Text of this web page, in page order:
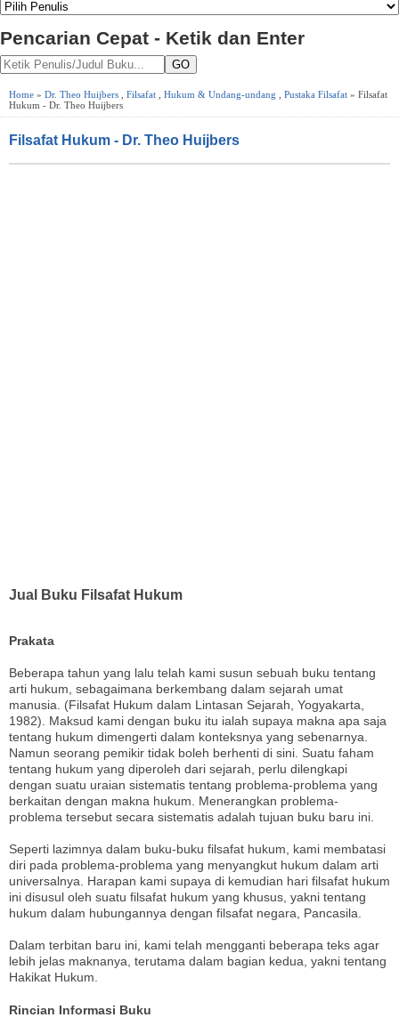
Pencarian Cepat - Ketik dan Enter
GO
Home » Dr. Theo Huijbers Filsafat Hukum & Undang-undang Pustaka Filsafat » Filsafat
Hukum - Dr. Theo Huijbers
Filsafat Hukum - Dr. Theo Huijbers
Jual Buku Filsafat Hukum
Prakata
Beberapa tahun yang lalu telah kami susun sebuah buku tentang
arti hukum, sebagaimana berkembang dalam sejarah umat
manusia. (Filsafat Hukum dalam Lintasan Sejarah, Yogyakarta,
1982). Maksud kami dengan buku itu ialah supaya makna apa saja
tentang hukum dimengerti dalam konteksnya yang sebenarnya.
Namun seorang pemikir tidak boleh berhenti di sini. Suatu faham
tentang hukum yang diperoleh dari sejarah, perlu dilengkapi
dengan suatu uraian sistematis tentang problema-problema yang
berkaitan dengan makna hukum. Menerangkan problema-
problema tersebut secara sistematis adalah tujuan buku baru ini.
Seperti lazimnya dalam buku-buku filsafat hukum, kami membatasi
diri pada problema-problema yang menyangkut hukum dalam arti
universalnya. Harapan kami supaya di kemudian hari filsafat hukum
ini disusul oleh suatu filsafat hukum yang khusus, yakni tentang
hukum dalam hubungannya dengan filsafat negara, Pancasila.
Dalam terbitan baru ini, kami telah mengganti beberapa teks agar
lebih jelas maknanya, terutama dalam bagian kedua, yakni tentang
Hakikat Hukum.
Rincian Informasi Buku